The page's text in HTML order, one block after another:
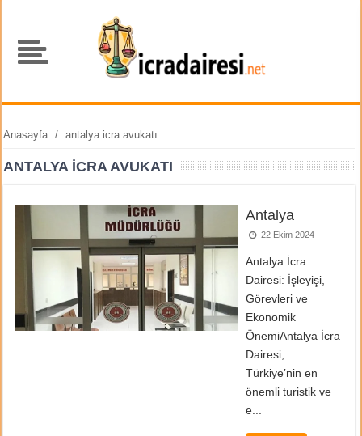
Anasayfa / antalya icra avukatı
ANTALYA ICRA AVUKATI
Antalya
22 Ekim 2024
Antalya İcra
Dairesi: İşleyişi,
Görevleri ve
Ekonomik
ÖnemiAntalya İcra
Dairesi,
Türkiye’nin en
önemli turistik ve
e...